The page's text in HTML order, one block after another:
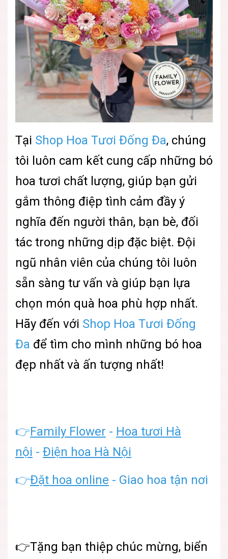
Tại Shop Hoa Tươi Đống Đa, chúng
tôi luôn cam kết cung cấp những bó
hoa tươi chất lượng, giúp bạn gửi
gắm thông điệp tình cảm đầy ý
nghĩa đến người thân, bạn bè, đối
tác trong những dịp đặc biệt. Đội
ngũ nhân viên của chúng tôi luôn
sẵn sàng tư vấn và giúp bạn lựa
chọn món quà hoa phù hợp nhất.
Hãy đến với Shop Hoa Tươi Đống
Đa để tìm cho mình những bó hoa
đẹp nhất và ấn tượng nhất!
👉Family Flower - Hoa tươi Hà
nội - Điện hoa Hà Nội
👉Đặt hoa online - Giao hoa tận nơi
👉Tặng bạn thiệp chúc mừng, biển